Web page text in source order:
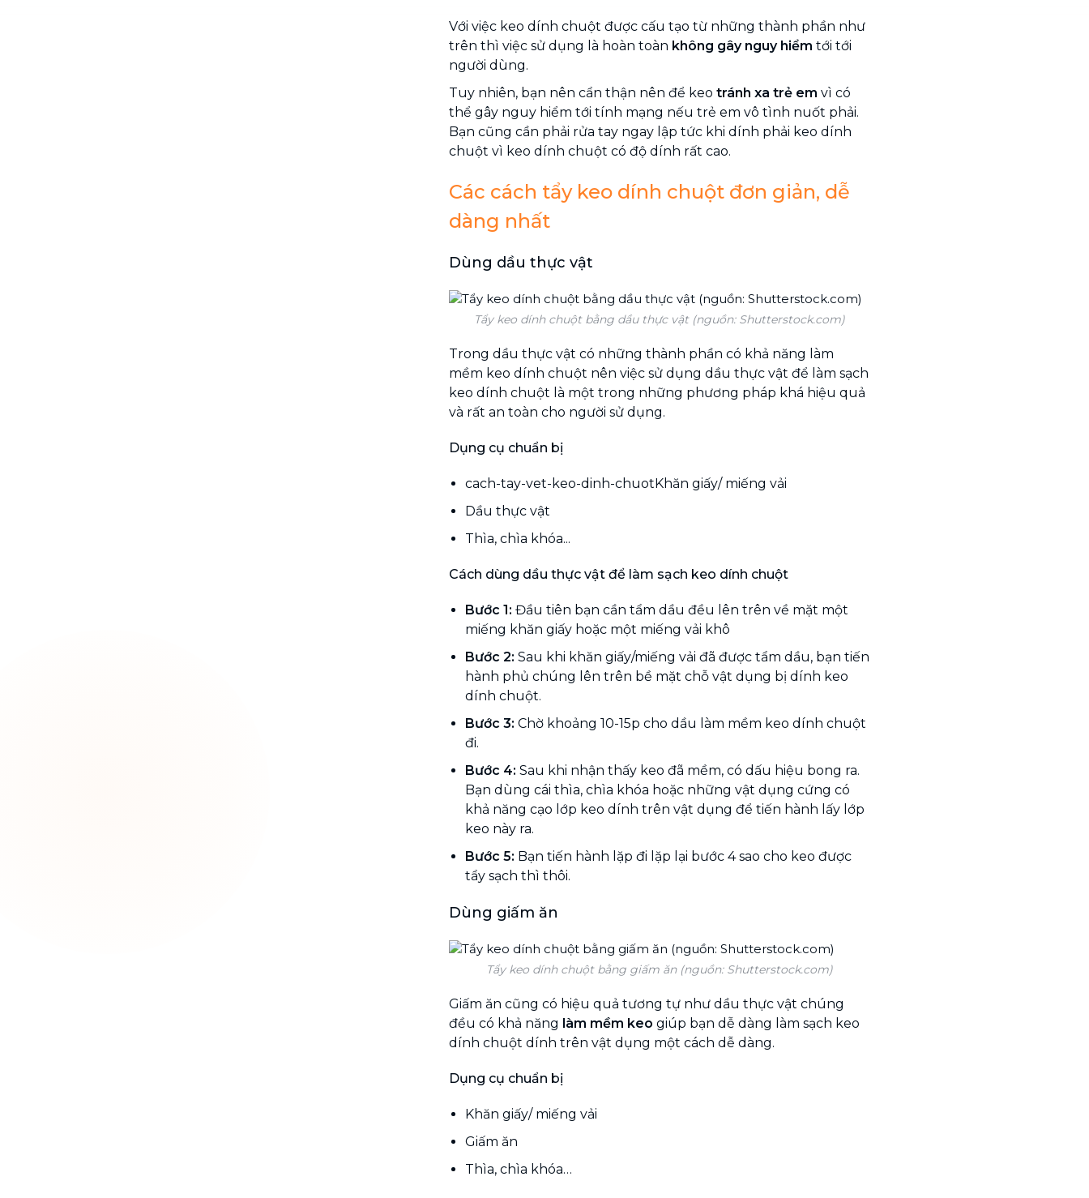
Với việc keo dính chuột được cấu tạo từ những thành phần như
trên thì việc sử dụng là hoàn toàn không gây nguy hiểm tới tới
người dùng.
Tuy nhiên, bạn nên cẩn thận nên để keo tránh xa trẻ em vì có
thể gây nguy hiểm tới tính mạng nếu trẻ em vô tình nuốt phải.
Bạn cũng cần phải rửa tay ngay lập tức khi dính phải keo dính
chuột vì keo dính chuột có độ dính rất cao.
Các cách tẩy keo dính chuột đơn giản, dễ
dàng nhất
Dùng dầu thực vật
Tẩy keo dính chuột bằng dầu thực vật (nguồn: Shutterstock.com)
Trong dầu thực vật có những thành phần có khả năng làm
mềm keo dính chuột nên việc sử dụng dầu thực vật để làm sạch
keo dính chuột là một trong những phương pháp khá hiệu quả
và rất an toàn cho người sử dụng.
Dụng cụ chuẩn bị
cach-tay-vet-keo-dinh-chuotKhăn giấy/ miếng vải
Dầu thực vật
Thìa, chìa khóa...
Cách dùng dầu thực vật để làm sạch keo dính chuột
Bước 1: Đầu tiên bạn cần tẩm dầu đều lên trên về mặt một
miếng khăn giấy hoặc một miếng vải khô
Bước 2: Sau khi khăn giấy/miếng vải đã được tẩm dầu, bạn tiến
hành phủ chúng lên trên bề mặt chỗ vật dụng bị dính keo
dính chuột.
Bước 3: Chờ khoảng 10-15p cho dầu làm mềm keo dính chuột
đi.
Bước 4: Sau khi nhận thấy keo đã mềm, có dấu hiệu bong ra.
Bạn dùng cái thìa, chìa khóa hoặc những vật dụng cứng có
khả năng cạo lớp keo dính trên vật dụng để tiến hành lấy lớp
keo này ra.
Bước 5: Bạn tiến hành lặp đi lặp lại bước 4 sao cho keo được
tẩy sạch thì thôi.
Dùng giấm ăn
Tẩy keo dính chuột bằng giấm ăn (nguồn: Shutterstock.com)
Giấm ăn cũng có hiệu quả tương tự như dầu thực vật chúng
đều có khả năng làm mềm keo giúp bạn dễ dàng làm sạch keo
dính chuột dính trên vật dụng một cách dễ dàng.
Dụng cụ chuẩn bị
Khăn giấy/ miếng vải
Giấm ăn
Thìa, chìa khóa…